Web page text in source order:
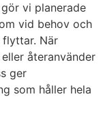
vi planerade
vid behov och
flyttar. När
återanvänder
ger
som håller hela